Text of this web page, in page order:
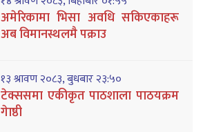
अमेरिकामा भिसा अवधि सकिएकाहरू
अब विमानस्थलमै पक्राउ
१३ श्रावण २०८३, बुधबार २३:५०
टेक्ससमा एकीकृत पाठशाला पाठयक्रम
गेाष्ठी